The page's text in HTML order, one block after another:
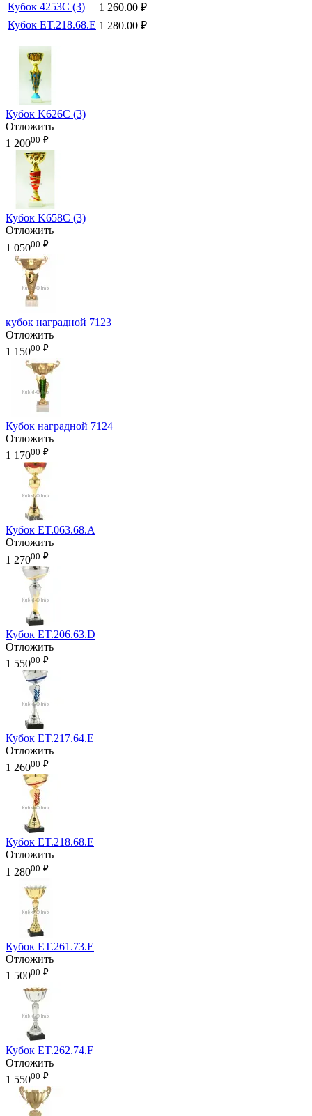
Кубок 4253C (3)
1 260.00 ₽
Кубок ET.218.68.E 1 280.00 ₽
Кубок K626C (3)
Отложить
1 20000 ₽
Кубок K658C (3)
Отложить
1 05000 ₽
кубок наградной 7123
Отложить
1 15000 ₽
Кубок наградной 7124
Отложить
1 17000 ₽
Кубок ET.063.68.A
Отложить
1 27000 ₽
Кубок ET.206.63.D
Отложить
1 55000 ₽
Кубок ET.217.64.E
Отложить
1 26000 ₽
Кубок ET.218.68.E
Отложить
1 28000 ₽
Кубок ET.261.73.E
Отложить
1 50000 ₽
Кубок ET.262.74.F
Отложить
1 55000 ₽